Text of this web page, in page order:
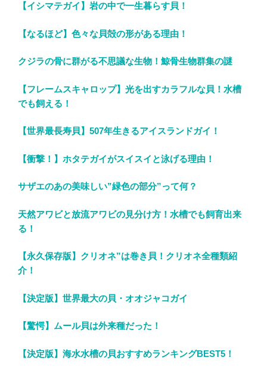
【イシマテガイ】岩の中で一生暮らす貝！
【なるほど】色々な貝殻の形がある理由！
クジラの骨に群がる不思議な生物！鯨骨生物群集の謎
【フレームスキャロップ】光を出すカラフルな貝！水槽
でも飼える！
【世界最長寿貝】507年生きるアイスランドガイ！
【衝撃！】ホタテガイがスイスイと泳げる理由！
サザエのあの美味しい”緑色の部分”って何？
天然アワビと放流アワビの見分け方！水槽でも飼育出来
る！
【永久保存版】クリオネ”は巻き貝！クリオネ全種類紹
介！
【決定版】世界最大の貝・オオジャコガイ
【驚愕】ムール貝は外来種だった！
【決定版】海水水槽の貝おすすめランキングBEST5！